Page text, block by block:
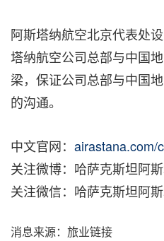
阿斯塔纳航空北京代表处
塔纳航空公司总部与中国
梁，保证公司总部与中国
的沟通。
中文官网： airastana.com/
关注微博：哈萨克斯坦阿
关注微信：哈萨克斯坦阿
消息来源：旅业链接